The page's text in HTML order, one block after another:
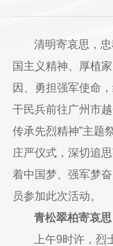
清明寄哀思，
国主义精神、厚植
因、勇担强军使命
干民兵前往广州市
传承先烈精神”主题
庄严仪式，深切追
着中国梦、强军梦
员参加此次活动。
青松翠柏寄哀
上午9时许，